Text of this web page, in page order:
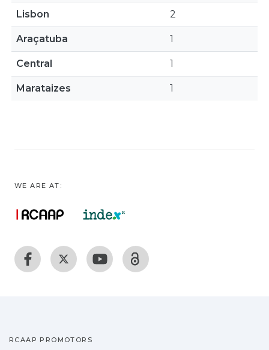
Lisbon 2
Araçatuba 1
Central 1
Marataizes 1
WE ARE AT:
RCAAP PROMOTORS